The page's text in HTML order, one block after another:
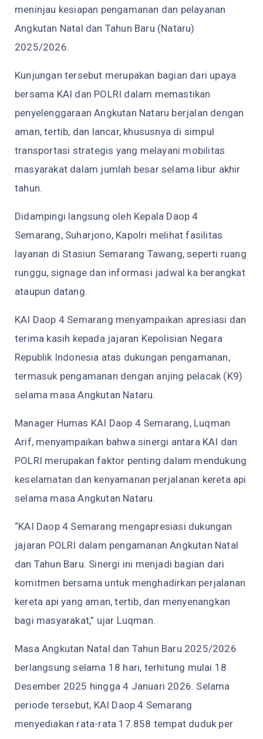
meninjau kesiapan pengamanan dan pelayanan
Angkutan Natal dan Tahun Baru (Nataru)
2025/2026.
Kunjungan tersebut merupakan bagian dari upaya
bersama KAI dan POLRI dalam memastikan
penyelenggaraan Angkutan Nataru berjalan dengan
aman, tertib, dan lancar, khususnya di simpul
transportasi strategis yang melayani mobilitas
masyarakat dalam jumlah besar selama libur akhir
tahun.
Didampingi langsung oleh Kepala Daop 4
Semarang, Suharjono, Kapolri melihat fasilitas
layanan di Stasiun Semarang Tawang, seperti ruang
runggu, signage dan informasi jadwal ka berangkat
ataupun datang.
KAI Daop 4 Semarang menyampaikan apresiasi dan
terima kasih kepada jajaran Kepolisian Negara
Republik Indonesia atas dukungan pengamanan,
termasuk pengamanan dengan anjing pelacak (K9)
selama masa Angkutan Nataru.
Manager Humas KAI Daop 4 Semarang, Luqman
Arif, menyampaikan bahwa sinergi antara KAI dan
POLRI merupakan faktor penting dalam mendukung
keselamatan dan kenyamanan perjalanan kereta api
selama masa Angkutan Nataru.
“KAI Daop 4 Semarang mengapresiasi dukungan
jajaran POLRI dalam pengamanan Angkutan Natal
dan Tahun Baru. Sinergi ini menjadi bagian dari
komitmen bersama untuk menghadirkan perjalanan
kereta api yang aman, tertib, dan menyenangkan
bagi masyarakat,” ujar Luqman.
Masa Angkutan Natal dan Tahun Baru 2025/2026
berlangsung selama 18 hari, terhitung mulai 18
Desember 2025 hingga 4 Januari 2026. Selama
periode tersebut, KAI Daop 4 Semarang
menyediakan rata-rata 17.858 tempat duduk per